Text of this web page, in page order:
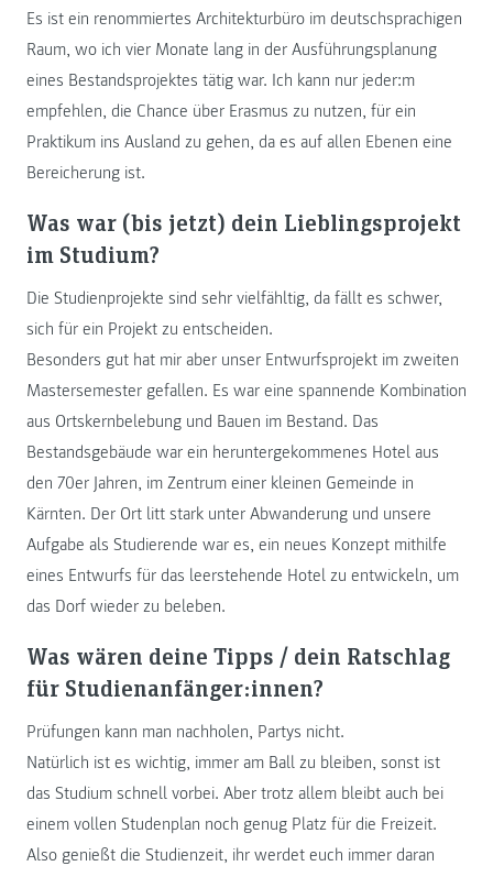
Es ist ein renommiertes Architekturbüro im deutschsprachigen
Raum, wo ich vier Monate lang in der Ausführungsplanung
eines Bestandsprojektes tätig war. Ich kann nur jeder:m
empfehlen, die Chance über Erasmus zu nutzen, für ein
Praktikum ins Ausland zu gehen, da es auf allen Ebenen eine
Bereicherung ist.
Was war (bis jetzt) dein Lieblingsprojekt
im Studium?
Die Studienprojekte sind sehr vielfähltig, da fällt es schwer,
sich für ein Projekt zu entscheiden.
Besonders gut hat mir aber unser Entwurfsprojekt im zweiten
Mastersemester gefallen. Es war eine spannende Kombination
aus Ortskernbelebung und Bauen im Bestand. Das
Bestandsgebäude war ein heruntergekommenes Hotel aus
den 70er Jahren, im Zentrum einer kleinen Gemeinde in
Kärnten. Der Ort litt stark unter Abwanderung und unsere
Aufgabe als Studierende war es, ein neues Konzept mithilfe
eines Entwurfs für das leerstehende Hotel zu entwickeln, um
das Dorf wieder zu beleben.
Was wären deine Tipps / dein Ratschlag
für Studienanfänger:innen?
Prüfungen kann man nachholen, Partys nicht.
Natürlich ist es wichtig, immer am Ball zu bleiben, sonst ist
das Studium schnell vorbei. Aber trotz allem bleibt auch bei
einem vollen Studenplan noch genug Platz für die Freizeit.
Also genießt die Studienzeit, ihr werdet euch immer daran